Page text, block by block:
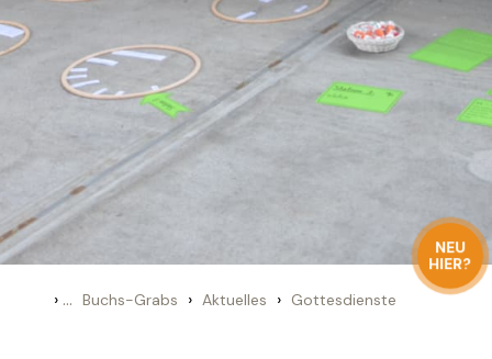
NEU
HIER?
› ... Buchs-Grabs › Aktuelles › Gottesdienste